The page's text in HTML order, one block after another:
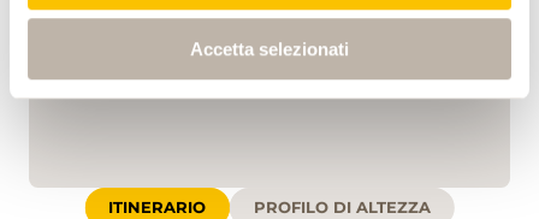
Accetta selezionati
ITINERARIO PROFILO DI ALTEZZA